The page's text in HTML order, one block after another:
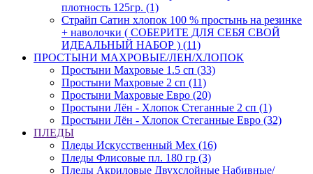
плотность 125гр. (1)
Страйп Сатин хлопок 100 % простынь на резинке
+ наволочки ( СОБЕРИТЕ ДЛЯ СЕБЯ СВОЙ
ИДЕАЛЬНЫЙ НАБОР ) (11)
ПРОСТЫНИ МАХРОВЫЕ/ЛЕН/ХЛОПОК
Простыни Махровые 1.5 сп (33)
Простыни Махровые 2 сп (11)
Простыни Махровые Евро (20)
Простыни Лён - Хлопок Стеганные 2 сп (1)
Простыни Лён - Хлопок Стеганные Евро (32)
ПЛЕДЫ
Пледы Искусственный Мех (16)
Пледы Флисовые пл. 180 гр (3)
Пледы Акриловые Двухслойные Набивные/